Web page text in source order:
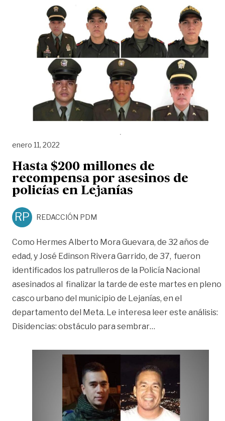
enero 11, 2022
Hasta $200 millones de
recompensa por asesinos de
policías en Lejanías
RP REDACCIÓN PDM
Como Hermes Alberto Mora Guevara, de 32 años de
edad, y José Edinson Rivera Garrido, de 37, fueron
identificados los patrulleros de la Policía Nacional
asesinados al finalizar la tarde de este martes en pleno
casco urbano del municipio de Lejanías, en el
departamento del Meta. Le interesa leer este análisis:
Disidencias: obstáculo para sembrar…